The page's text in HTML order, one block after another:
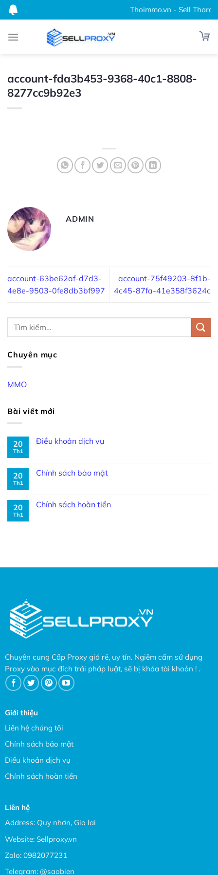
Bỏ
qua
dung
Thoimmo.vn - Sell
account-fda3b453-9368-40c1-8808-
8277cc9b92e3
ADMIN
account-63be62af-d7d3-
4e8e-9503-0fe8db3bf997
account-75f49203-8f1b-
4c45-87fa-41e358f3624c
Chuyên mục
MMO
Bài viết mới
20
Th1
Điều khoản dịch vụ
20
Th1
Chính sách bảo mật
20
Th1
Chính sách hoàn tiền
Chuyên cung Cấp Proxy giá rẻ, uy tín. Ngiêm cấm sử dụng
Proxy vào mục đích trái pháp luật, sẽ bị khóa tài khoản ! .
Giới thiệu
Liên hệ chúng tôi
Chính sách bảo mật
Điều khoản dịch vụ
Chính sách hoàn tiền
Liên hệ
Address: Quy nhơn, Gia lai
Website: Sellproxy.vn
Zalo: 0982077231
Telegram: @saobien